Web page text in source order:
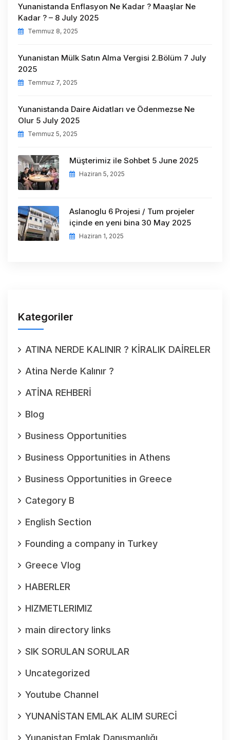
Yunanistanda Enflasyon Ne Kadar ? Maaşlar Ne
Kadar ? – 8 July 2025
Temmuz 8, 2025
Yunanistan Mülk Satın Alma Vergisi 2.Bölüm 7 July
2025
Temmuz 7, 2025
Yunanistanda Daire Aidatları ve Ödenmezse Ne
Olur 5 July 2025
Temmuz 5, 2025
Müşterimiz ile Sohbet 5 June 2025
Haziran 5, 2025
Aslanoglu 6 Projesi / Tum projeler
içinde en yeni bina 30 May 2025
Haziran 1, 2025
Kategoriler
ATINA NERDE KALINIR ? KİRALIK DAİRELER
Atina Nerde Kalınır ?
ATİNA REHBERİ
Blog
Business Opportunities
Business Opportunities in Athens
Business Opportunities in Greece
Category B
English Section
Founding a company in Turkey
Greece Vlog
HABERLER
HIZMETLERIMIZ
main directory links
SIK SORULAN SORULAR
Uncategorized
Youtube Channel
YUNANİSTAN EMLAK ALIM SURECİ
Yunanistan Emlak Danışmanlığı